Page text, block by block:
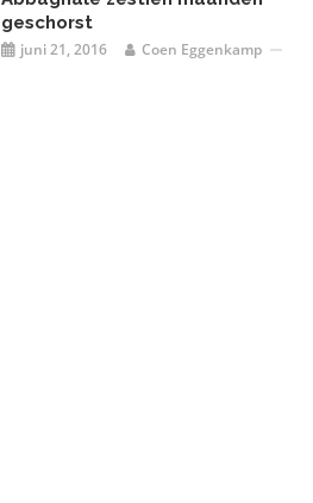
geschorst
juni 21, 2016 Coen Eggenkamp